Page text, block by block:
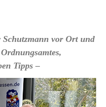
vor Ort und
Tipps –